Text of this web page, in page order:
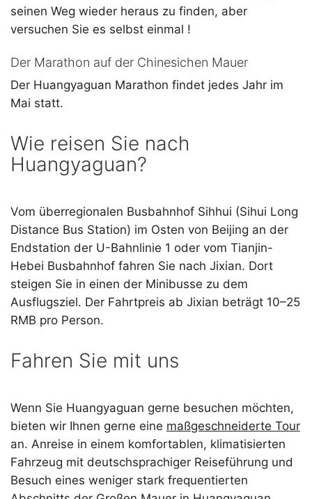
seinen Weg wieder heraus zu finden, aber
versuchen Sie es selbst einmal !
Der Marathon auf der Chinesichen Mauer
Der Huangyaguan Marathon findet jedes Jahr im
Mai statt.
Wie reisen Sie nach
Huangyaguan?
Vom überregionalen Busbahnhof Sihhui (Sihui Long
Distance Bus Station) im Osten von Beijing an der
Endstation der U-Bahnlinie 1 oder vom Tianjin-
Hebei Busbahnhof fahren Sie nach Jixian. Dort
steigen Sie in einen der Minibusse zu dem
Ausflugsziel. Der Fahrtpreis ab Jixian beträgt 10–25
RMB pro Person.
Fahren Sie mit uns
Wenn Sie Huangyaguan gerne besuchen möchten,
bieten wir Ihnen gerne eine maßgeschneiderte Tour
an. Anreise in einem komfortablen, klimatisierten
Fahrzeug mit deutschsprachiger Reiseführung und
Besuch eines weniger stark frequentierten